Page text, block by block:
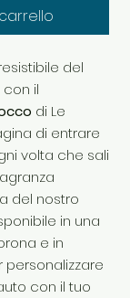
del
il
di Le
di entrare
volta che sali
del nostro
in una
e in
personalizzare
con il tuo